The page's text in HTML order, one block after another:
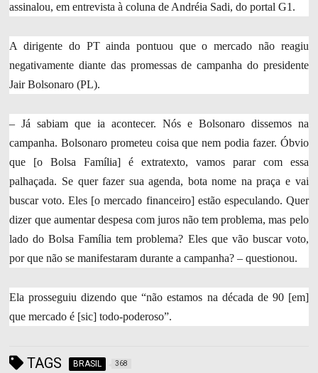
assinalou, em entrevista à coluna de Andréia Sadi, do portal G1.
A dirigente do PT ainda pontuou que o mercado não reagiu
negativamente diante das promessas de campanha do presidente
Jair Bolsonaro (PL).
– Já sabiam que ia acontecer. Nós e Bolsonaro dissemos na
campanha. Bolsonaro prometeu coisa que nem podia fazer. Óbvio
que [o Bolsa Família] é extratexto, vamos parar com essa
palhaçada. Se quer fazer sua agenda, bota nome na praça e vai
buscar voto. Eles [o mercado financeiro] estão especulando. Quer
dizer que aumentar despesa com juros não tem problema, mas pelo
lado do Bolsa Família tem problema? Eles que vão buscar voto,
por que não se manifestaram durante a campanha? – questionou.
Ela prosseguiu dizendo que “não estamos na década de 90 [em]
que mercado é [sic] todo-poderoso”.
TAGS BRASIL 368